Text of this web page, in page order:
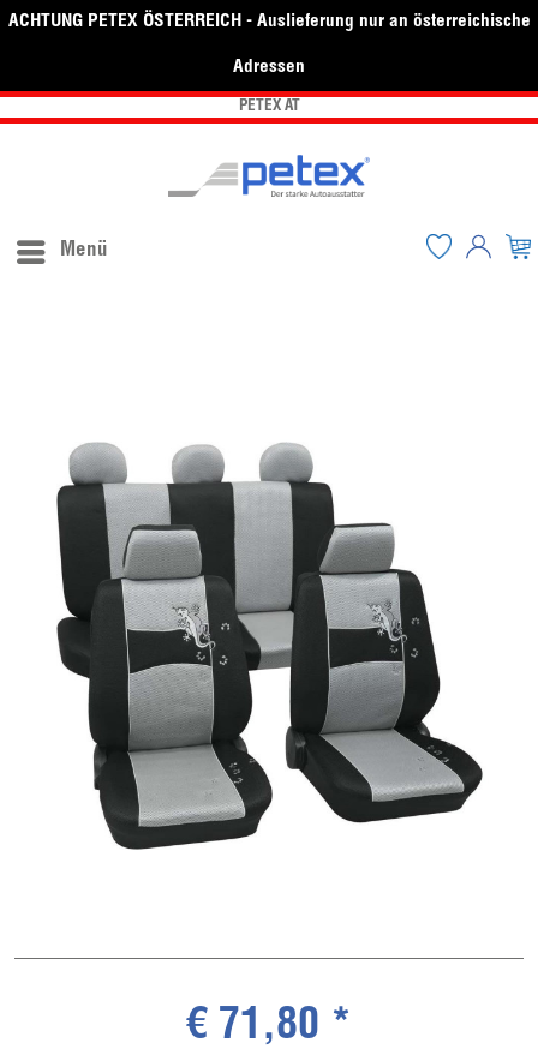
ACHTUNG PETEX ÖSTERREICH - Auslieferung nur an österreichische
Adressen
PETEX AT
Menü
€ 71,80 *